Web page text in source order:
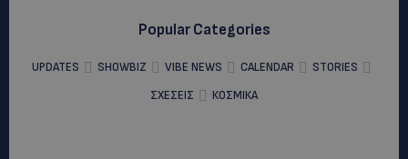
Popular Categories
UPDATES SHOWBIZ VIBE NEWS CALENDAR
STORIES
ΣΧΕΣΕΙΣ
ΚΟΣΜΙΚΑ